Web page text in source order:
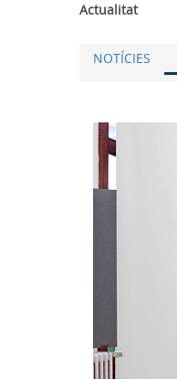
Actualitat
NOTÍCIES